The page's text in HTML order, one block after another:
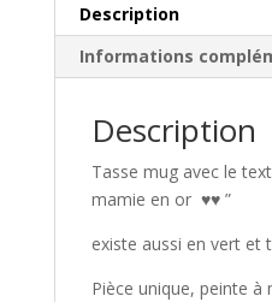
Description
Informations
Description
Tasse mug avec le
mamie en or ♥♥ ”
existe aussi en vert et
Pièce unique, peinte à